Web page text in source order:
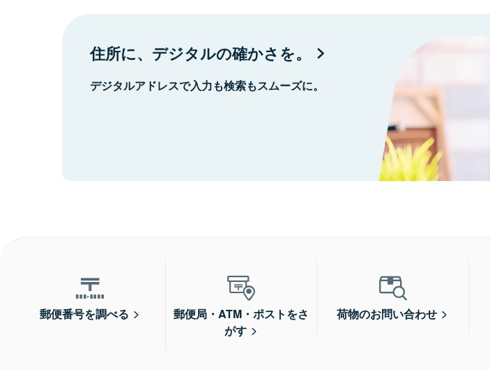
住所に、デジタルの確かさを。
デジタルアドレスで入力も検索もスムーズに。
郵便番号を調べる
郵便局・ATM・ポストをさ
がす
荷物のお問い合わせ